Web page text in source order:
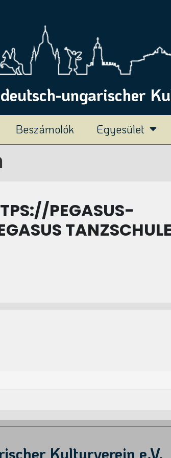
ungarischer
Beszámolók Egyesület
PEGASUS-
Kulturverein e.V.